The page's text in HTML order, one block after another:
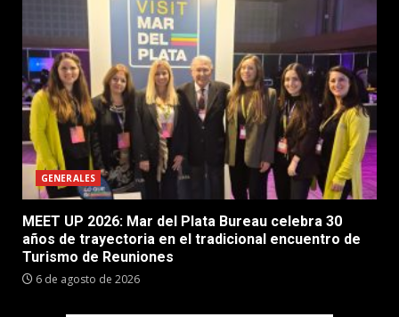
GENERALES
MEET UP 2026: Mar del Plata Bureau celebra 30
años de trayectoria en el tradicional encuentro de
Turismo de Reuniones
6 de agosto de 2026